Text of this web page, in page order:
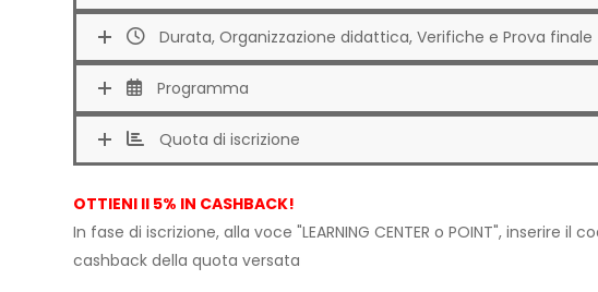
Durata, Organizzazione didattica, Verifiche e Prova finale
Programma
Quota di iscrizione
OTTIENI Il 5% IN CASHBACK!
In fase di iscrizione, alla voce "LEARNING CENTER o POINT", inserire il
cashback della quota versata